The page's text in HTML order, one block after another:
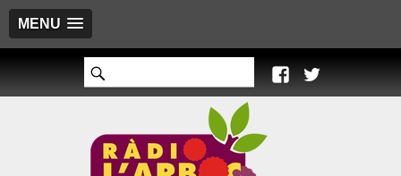
MENU